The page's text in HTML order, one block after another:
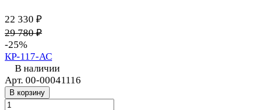
22 330 ₽
29 780 ₽
-25%
КР-117-АС
В наличии
Арт. 00-00041116
В корзину